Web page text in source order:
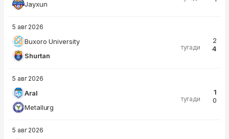
Jayxun
5 авг 2026
Buxoro University
Shurtan
тугади
2
4
5 авг 2026
Aral
Metallurg
тугади
1
0
5 авг 2026